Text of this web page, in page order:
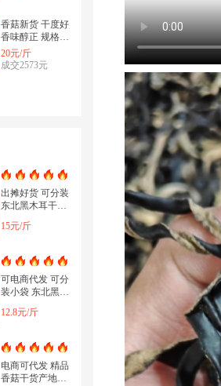
香菇新货 干度好
香味醇正 规格齐
全秋菇冬菇 肉厚
花菇产地直发
20元/斤
成交2573元
出摊好货 可分装
东北黑木耳干货
可一件代发
15元/斤
可电商代发 可分
装小袋 东北黑木
小碗展销会出摊
12.8元/斤
电商可代发 精品
香菇干货产地直